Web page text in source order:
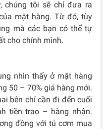
chúng tôi sẽ chỉ đưa ra
mặt hàng. Từ đó, tùy
mà các bạn có thể tự
cho chính mình.
nhìn thấy ở mặt hàng
50 – 70% giá hàng mới.
bên chỉ cần đi đến cuối
tiền trao – hàng nhận.
đồng với tủ cơm mua